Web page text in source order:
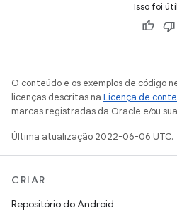
Isso foi
O conteúdo e os exemplos de código
licenças descritas na Licença de
marcas registradas da Oracle e/ou
Última atualização 2022-06-06 UTC.
CRIAR
Repositório do Android